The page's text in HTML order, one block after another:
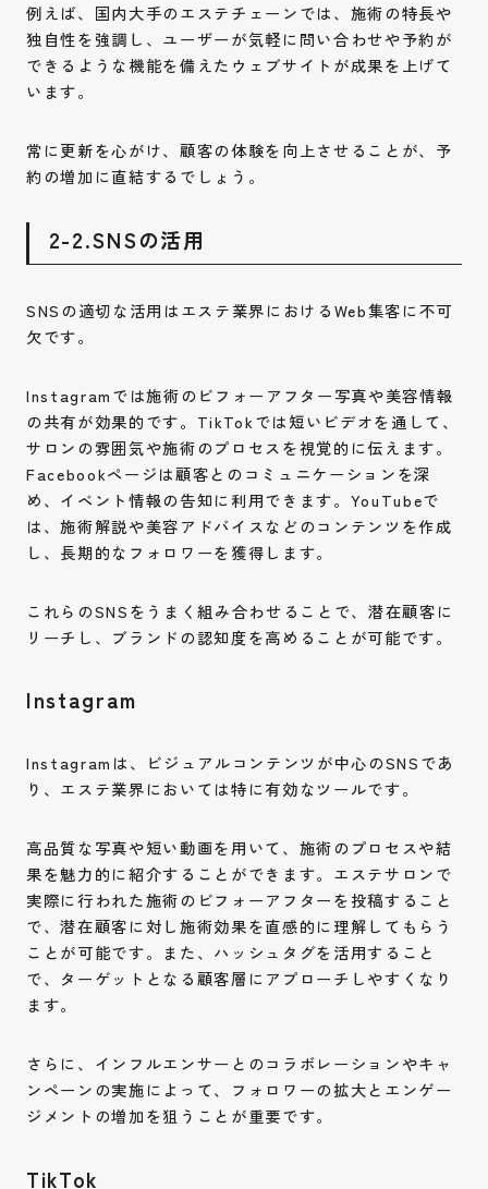
例えば、国内大手のエステチェーンでは、施術の特長や
独自性を強調し、ユーザーが気軽に問い合わせや予約が
できるような機能を備えたウェブサイトが成果を上げて
います。
常に更新を心がけ、顧客の体験を向上させることが、予
約の増加に直結するでしょう。
2-2.SNSの活用
SNSの適切な活用はエステ業界におけるWeb集客に不可
欠です。
Instagramでは施術のビフォーアフター写真や美容情報
の共有が効果的です。TikTokでは短いビデオを通して、
サロンの雰囲気や施術のプロセスを視覚的に伝えます。
Facebookページは顧客とのコミュニケーションを深
め、イベント情報の告知に利用できます。YouTubeで
は、施術解説や美容アドバイスなどのコンテンツを作成
し、長期的なフォロワーを獲得します。
これらのSNSをうまく組み合わせることで、潜在顧客に
リーチし、ブランドの認知度を高めることが可能です。
Instagram
Instagramは、ビジュアルコンテンツが中心のSNSであ
り、エステ業界においては特に有効なツールです。
高品質な写真や短い動画を用いて、施術のプロセスや結
果を魅力的に紹介することができます。エステサロンで
実際に行われた施術のビフォーアフターを投稿すること
で、潜在顧客に対し施術効果を直感的に理解してもらう
ことが可能です。また、ハッシュタグを活用すること
で、ターゲットとなる顧客層にアプローチしやすくなり
ます。
さらに、インフルエンサーとのコラボレーションやキャ
ンペーンの実施によって、フォロワーの拡大とエンゲー
ジメントの増加を狙うことが重要です。
TikTok